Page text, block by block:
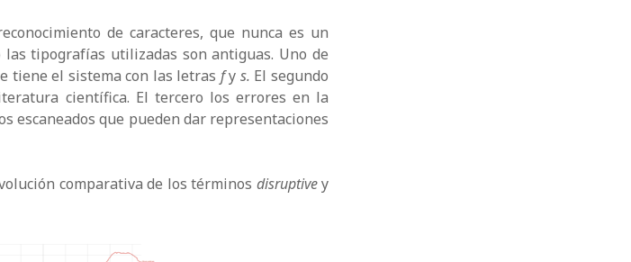
de caracteres, que nunca es un
tipografías utilizadas son antiguas. Uno de
tiene el sistema con las letras fy s. El segundo
científica. El tercero los errores en la
escaneados que pueden dar representaciones
comparativa de los términos disruptivey